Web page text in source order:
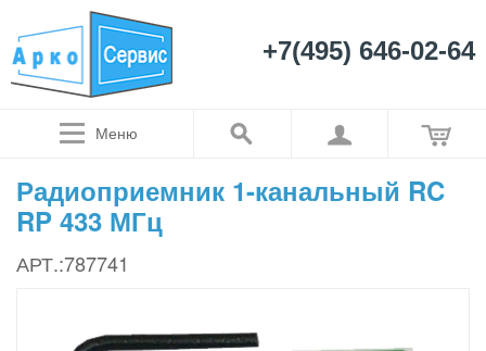
+7(495) 646-02-64
Меню
Радиоприемник 1-канальный RC
RP 433 МГц
АРТ.:787741